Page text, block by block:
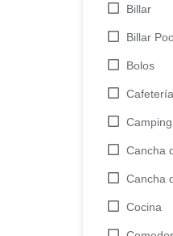
Billar
Billar
Bolos
Cafetería
Camping
Cancha
Cancha
Cocina